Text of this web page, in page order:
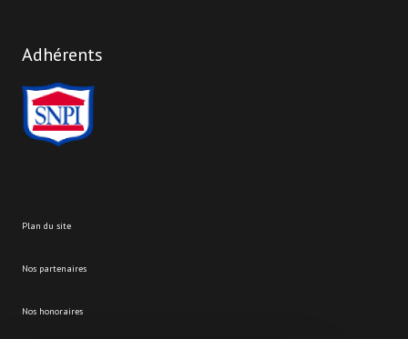
Adhérents
plan du site
nos partenaires
nos honoraires